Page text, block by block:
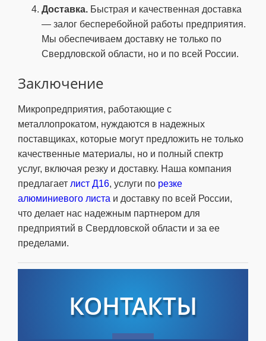
Доставка. Быстрая и качественная доставка
— залог бесперебойной работы предприятия.
Мы обеспечиваем доставку не только по
Свердловской области, но и по всей России.
Заключение
Микропредприятия, работающие с
металлопрокатом, нуждаются в надежных
поставщиках, которые могут предложить не только
качественные материалы, но и полный спектр
услуг, включая резку и доставку. Наша компания
предлагает лист Д16, услуги по резке
алюминиевого листа и доставку по всей России,
что делает нас надежным партнером для
предприятий в Свердловской области и за ее
пределами.
КОНТАКТЫ